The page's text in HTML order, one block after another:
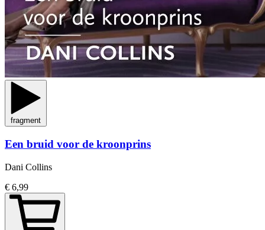
fragment
Een bruid voor de kroonprins
Dani Collins
€ 6,99